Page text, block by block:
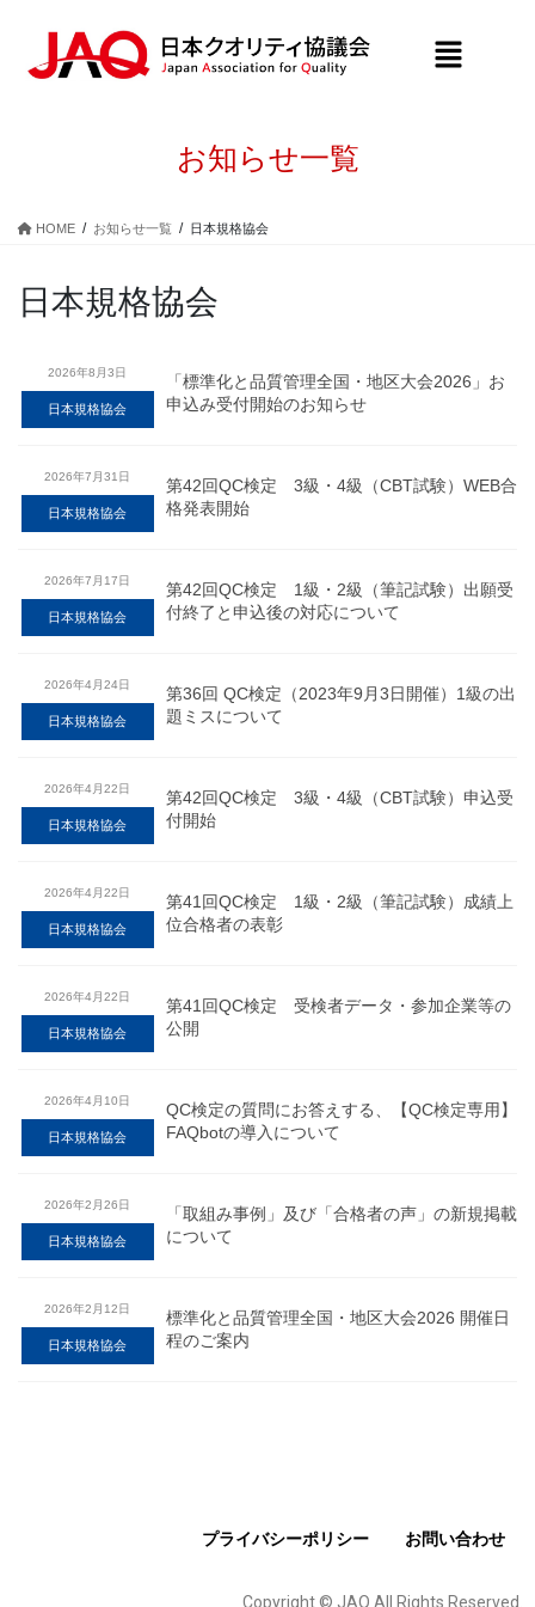
お知らせ一覧
HOME お知らせ一覧 日本規格協会
日本規格協会
2026年8月3日
日本規格協会
「標準化と品質管理全国・地区大会2026」お
申込み受付開始のお知らせ
2026年7月31日
日本規格協会
第42回QC検定 3級・4級（CBT試験）WEB合
格発表開始
2026年7月17日
日本規格協会
第42回QC検定 1級・2級（筆記試験）出願受
付終了と申込後の対応について
2026年4月24日
日本規格協会
第36回 QC検定（2023年9月3日開催）1級の出
題ミスについて
2026年4月22日
日本規格協会
第42回QC検定 3級・4級（CBT試験）申込受
付開始
2026年4月22日
日本規格協会
第41回QC検定 1級・2級（筆記試験）成績上
位合格者の表彰
2026年4月22日
日本規格協会
第41回QC検定 受検者データ・参加企業等の
公開
2026年4月10日
日本規格協会
QC検定の質問にお答えする、【QC検定専用】
FAQbotの導入について
2026年2月26日
日本規格協会
「取組み事例」及び「合格者の声」の新規掲載
について
2026年2月12日
日本規格協会
標準化と品質管理全国・地区大会2026 開催日
程のご案内
プライバシーポリシー お問い合わせ
Copyright © JAQ All Rights Reserved.